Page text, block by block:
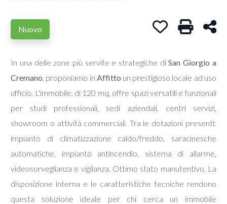
Nuovo Stampa:
Preferiti: Cod.
In una delle zone più servite e strategiche diSan Giorgio a
Cremano, proponiamo in Affitto un prestigioso locale ad uso
ufficio. L'immobile, di 120 mq, offre spazi versatili e funzionali
per studi professionali, sedi aziendali, centri servizi,
showroom o attività commerciali. Tra le dotazioni presenti:
impianto di climatizzazione caldo/freddo, saracinesche
automatiche, impianto antincendio, sistema di allarme,
videosorveglianza e vigilanza. Ottimo stato manutentivo. La
disposizione interna e le caratteristiche tecniche rendono
questa soluzione ideale per chi cerca un immobile
Qualsiasi
Residenziali
Commerciali
Terreni